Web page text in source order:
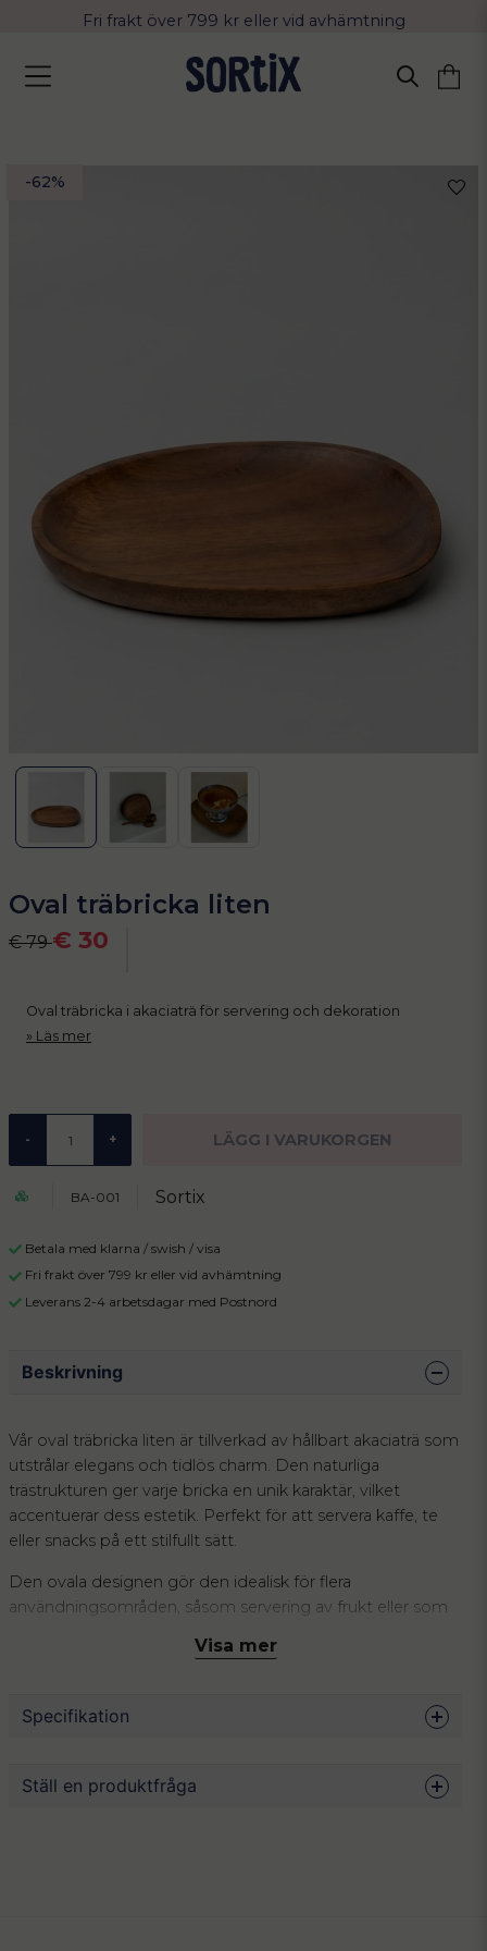
Fri frakt över 799 kr eller vid avhämtning
Leverans 2-4 arbetsdagar med Postnord
-62%
Oval träbricka liten
€ 79€ 30
Oval träbricka i akaciaträ för servering och dekoration
Läs mer
- + LÄGG I VARUKORGEN
BA-001 Sortix
Betala med klarna / swish / visa
Fri frakt över 799 kr eller vid avhämtning
Leverans 2-4 arbetsdagar med Postnord
Beskrivning
Vår oval träbricka liten är tillverkad av hållbart akaciaträ som
utstrålar elegans och tidlös charm. Den naturliga
trästrukturen ger varje bricka en unik karaktär, vilket
accentuerar dess estetik. Perfekt för att servera kaffe, te
eller snacks på ett stilfullt sätt.
Den ovala designen gör den idealisk för flera
användningsområden, såsom servering av frukt eller som
och värme, vilket gör den både funktionell och vacker.
detalj i ditt hem. Placera smycken, ljus eller andra
Förhöj både din servering och inredning med denna
naturliga, eleganta träbricka.
Visa mer
Specifikation
Mått
16 x 12 x 1.5 cm
Ställ en produktfråga